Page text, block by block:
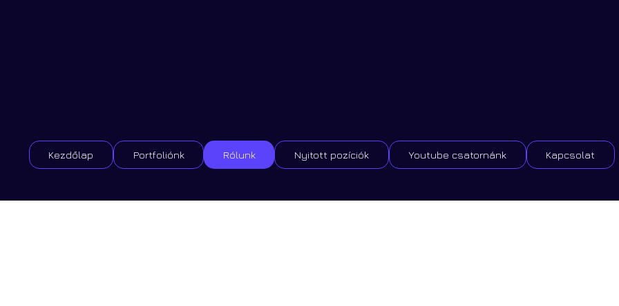
Kezdőlap Portfoliónk Rólunk Nyitott pozíciók Youtube csatornánk Kapcsolat